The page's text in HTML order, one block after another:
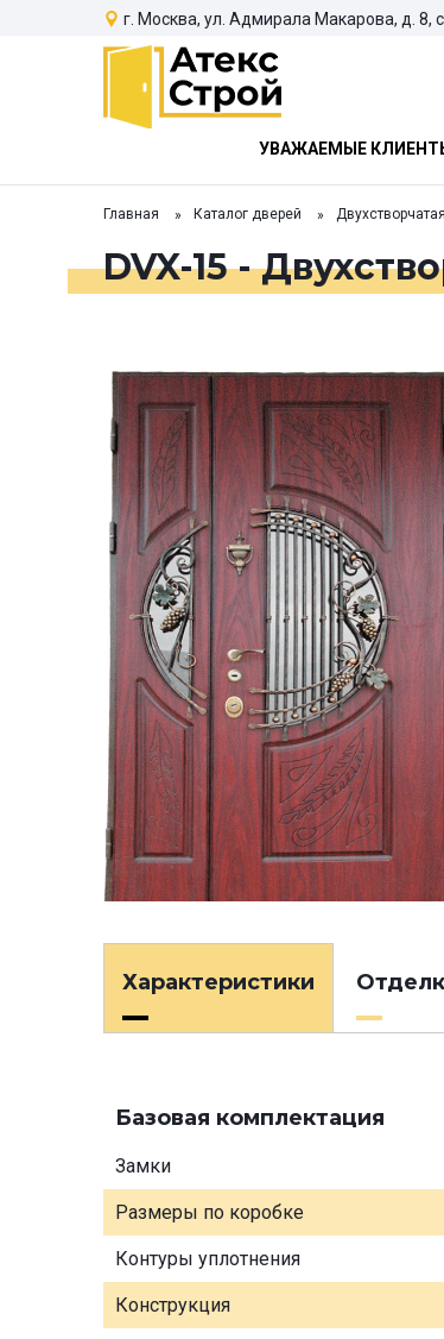
г. Москва, ул. Адмирала Макарова, д. 8,
УВАЖАЕМЫЕ
Главная Каталог дверей
DVX-15 -
Характеристики
Базовая комплектация
Замки
Размеры по коробке
Контуры уплотнения
Конструкция